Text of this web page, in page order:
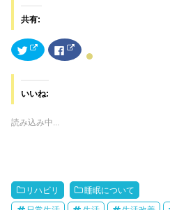
共有:
ク
ッ
し
て
T
t
(
新
し
い
F
c
リ
ク
し
いいね:
読み込み中...
リハビリ 睡眠について